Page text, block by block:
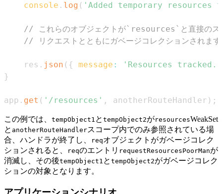
console . log ( 'Added temporary
// これらのオブジェクトが`resources`と直接のス
// リクエストとともにガベージコレクションされま
    res
. json ( { message :
'Resources tracked.'
}
app . get ( '/resources' , anotherRouteHandler ) ;
この例では、 tempObject1 と tempObject2がresourcesWeakSet
と anotherRouteHandlerスコープ内でのみ参照されている場
合、ハンドラが終了し、
reqオブジェクトがガベージコレク
ションされると、
reqのエントリ requestResourcesPoorManが
消滅し、その後tempObject1 と tempObject2がガベージコレク
ションの対象となります。